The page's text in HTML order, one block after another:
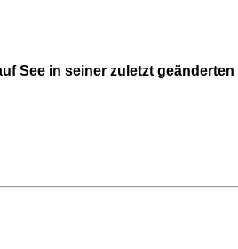
See in seiner zuletzt geänderten